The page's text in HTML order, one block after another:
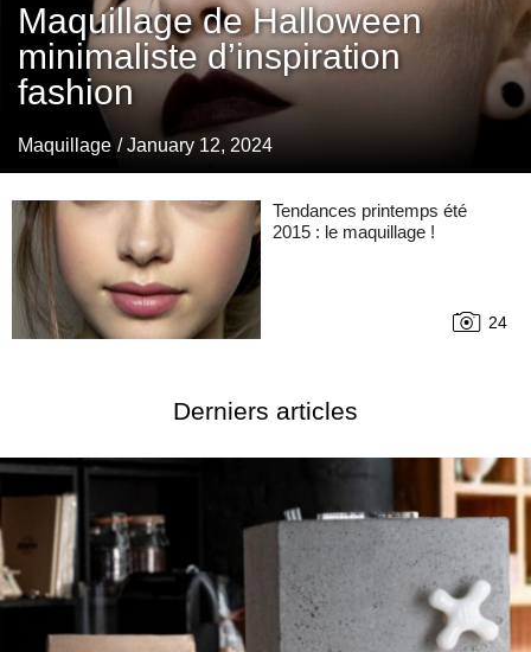
Maquillage de Halloween
minimaliste d’inspiration
fashion
Maquillage / January 12, 2024
Tendances printemps été
2015 : le maquillage !
24
Derniers articles